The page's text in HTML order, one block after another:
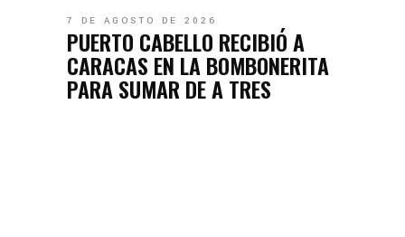
7 DE AGOSTO DE 2026
PUERTO CABELLO RECIBIÓ A
CARACAS EN LA BOMBONERITA
PARA SUMAR DE A TRES